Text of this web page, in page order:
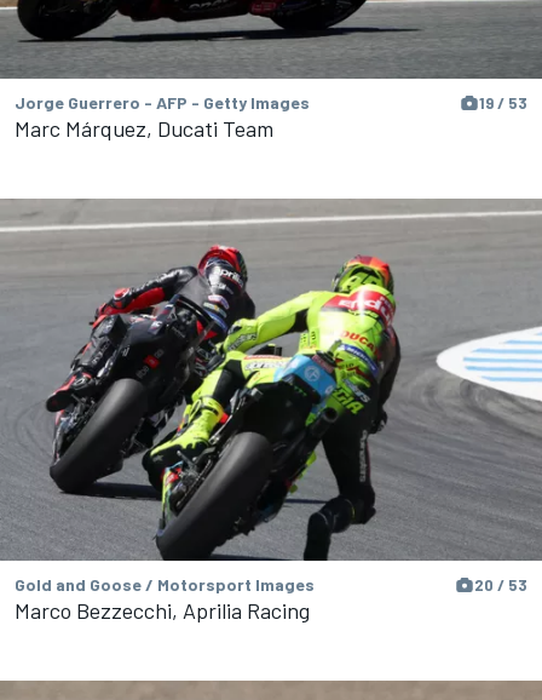
Jorge Guerrero - AFP - Getty Images 19 / 53
Marc Márquez, Ducati Team
Gold and Goose / Motorsport Images 20 / 53
Marco Bezzecchi, Aprilia Racing